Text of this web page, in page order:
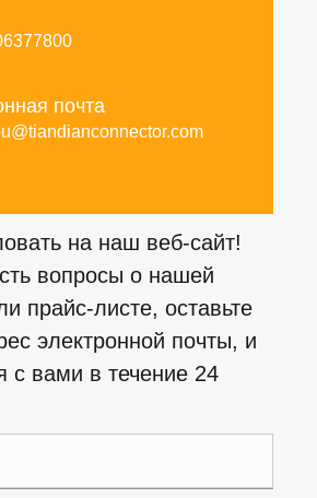
почта
на наш веб-сайт!
вопросы о нашей
прайс-листе, оставьте
электронной почты, и
с вами в течение 24